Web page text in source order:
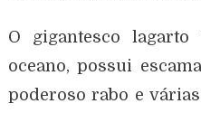
O gigantesco
oceano, possui
poderoso rabo e